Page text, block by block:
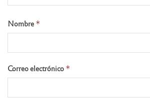
Nombre *
Correo electrónico *